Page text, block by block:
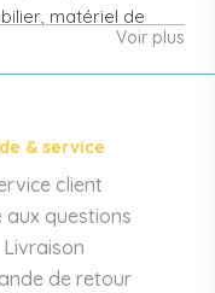
matériel de
pour structures
offre couvre
de crèche
meubles à
tables et
Voir plus
& service
client
aux questions
Livraison
de retour